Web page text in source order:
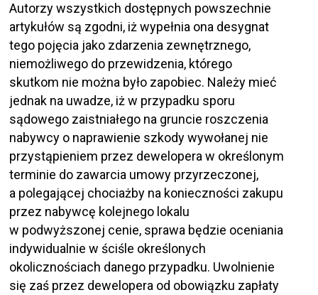
Autorzy wszystkich dostępnych powszechnie
artykułów są zgodni, iż wypełnia ona desygnat
tego pojęcia jako zdarzenia zewnętrznego,
niemożliwego do przewidzenia, którego
skutkom nie można było zapobiec. Należy mieć
jednak na uwadze, iż w przypadku sporu
sądowego zaistniałego na gruncie roszczenia
nabywcy o naprawienie szkody wywołanej nie
przystąpieniem przez dewelopera w określonym
terminie do zawarcia umowy przyrzeczonej,
a polegającej chociażby na konieczności zakupu
przez nabywcę kolejnego lokalu
w podwyższonej cenie, sprawa będzie oceniania
indywidualnie w ściśle określonych
okolicznościach danego przypadku. Uwolnienie
się zaś przez dewelopera od obowiązku zapłaty